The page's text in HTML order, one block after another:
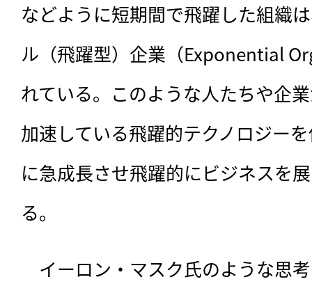
などように短期間で飛躍した組織
ル（飛躍型）企業（Exponential
れている。このような人たちや企
加速している飛躍的テクノロジー
に急成長させ飛躍的にビジネスを
る。
イーロン・マスク氏のような思